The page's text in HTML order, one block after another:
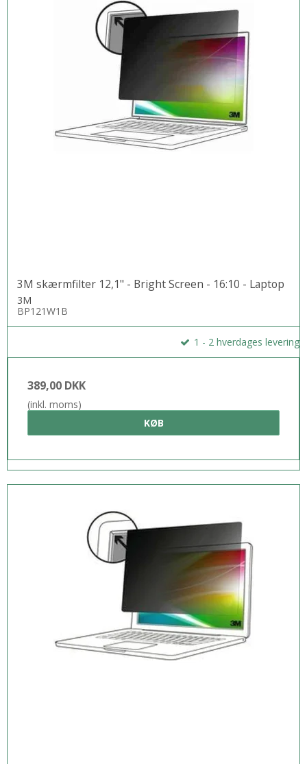
3M skærmfilter 12,1" - Bright Screen - 16:10 - Laptop
3M
BP121W1B
1 - 2 hverdages levering
389,00 DKK
(inkl. moms)
KØB